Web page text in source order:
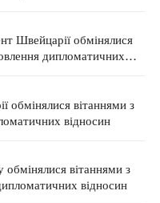
Швейцарії обмінялися
дипломатичних
обмінялися вітаннями з
відносин
обмінялися вітаннями з
відносин